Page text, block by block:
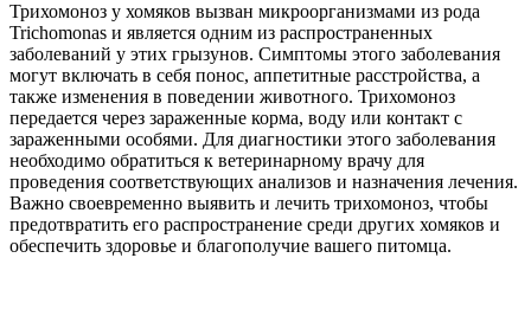
Трихомоноз у хомяков вызван микроорганизмами из рода
Trichomonas и является одним из распространенных
заболеваний у этих грызунов. Симптомы этого заболевания
могут включать в себя понос, аппетитные расстройства, а
также изменения в поведении животного. Трихомоноз
передается через зараженные корма, воду или контакт с
зараженными особями. Для диагностики этого заболевания
необходимо обратиться к ветеринарному врачу для
проведения соответствующих анализов и назначения лечения.
Важно своевременно выявить и лечить трихомоноз, чтобы
предотвратить его распространение среди других хомяков и
обеспечить здоровье и благополучие вашего питомца.